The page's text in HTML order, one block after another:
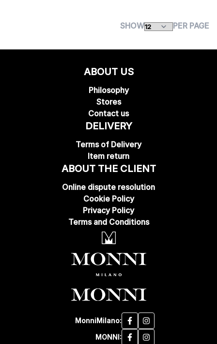
SHOW PER PAGE
ABOUT US
Philosophy
Stores
Contact us
DELIVERY
Terms of Delivery
Item return
ABOUT THE CLIENT
Online dispute resolution
Cookie Policy
Privacy Policy
Terms and Conditions
MonniMilano:
MONNI: